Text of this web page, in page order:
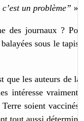
un problème” »
des journaux ?
sous le
que les auteurs de
vraiment,
soient